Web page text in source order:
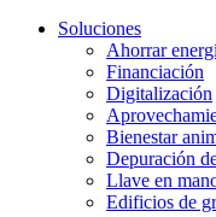
Soluciones
Ahorrar
Financiación
Digitalización
Bienestar
Depuración
Llave en
Edificios de